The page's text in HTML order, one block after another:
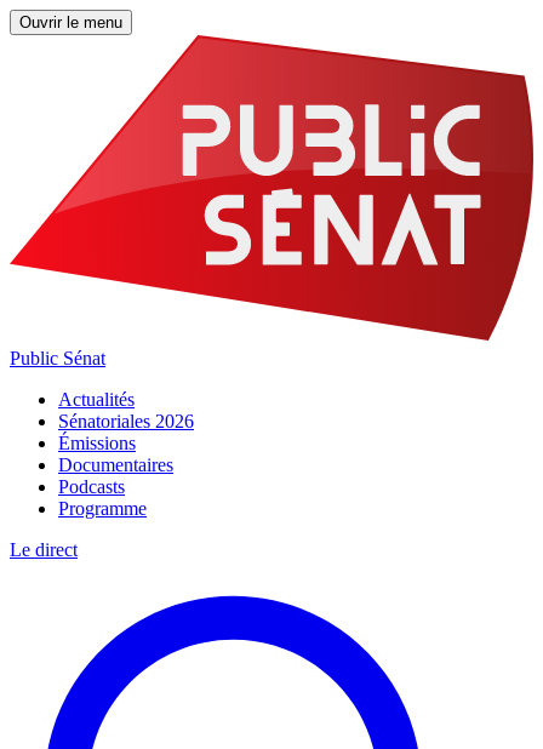
Ouvrir le menu
Public Sénat
Actualités
Sénatoriales 2026
Émissions
Documentaires
Podcasts
Programme
Le direct